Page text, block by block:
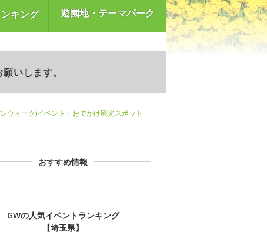
キング 遊園地・テーマパーク
いします。
ウィーク)イベント・おでかけ観光スポット
おすすめ情報
GWの人気イベントランキング
【埼玉県】